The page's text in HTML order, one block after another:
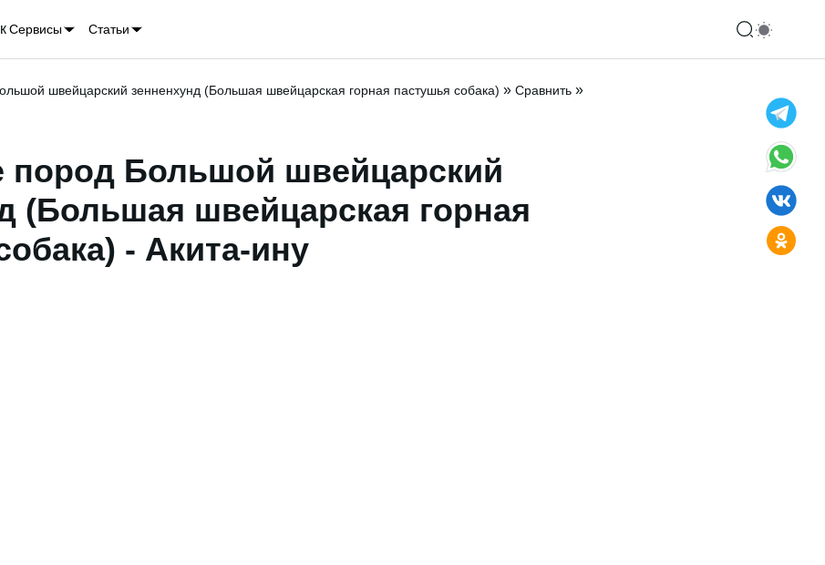
Сервисы Статьи
швейцарский зенненхунд (Большая швейцарская горная пастушья собака) » Сравнить »
пород Большой швейцарский
(Большая швейцарская горная
- Акита-ину